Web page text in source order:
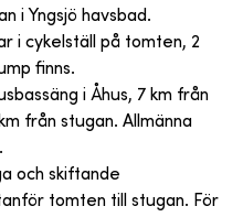
i Yngsjö havsbad.
i cykelställ på tomten, 2
finns.
i Åhus, 7 km från
från stugan. Allmänna
och skiftande
tomten till stugan. För